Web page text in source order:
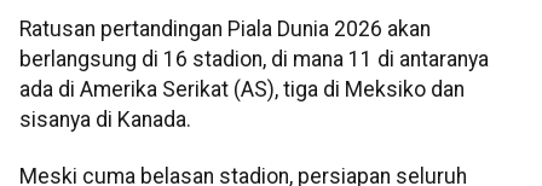
Ratusan pertandingan Piala Dunia 2026 akan
berlangsung di 16 stadion, di mana 11 di antaranya
ada di Amerika Serikat (AS), tiga di Meksiko dan
sisanya di Kanada.
Meski cuma belasan stadion, persiapan seluruh